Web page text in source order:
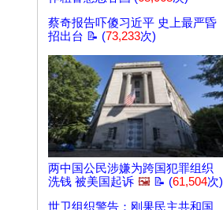
蔡奇报告吓傻习近平 史上最严昏
招出台 📝 (73,233次)
两中国公民涉嫌为跨国犯罪组织
洗钱 被美国起诉 🖼️ 📝 (61,504次)
世卫组织警告：刚果民主共和国